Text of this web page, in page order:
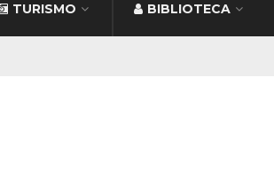
TURISMO BIBLIOTECA